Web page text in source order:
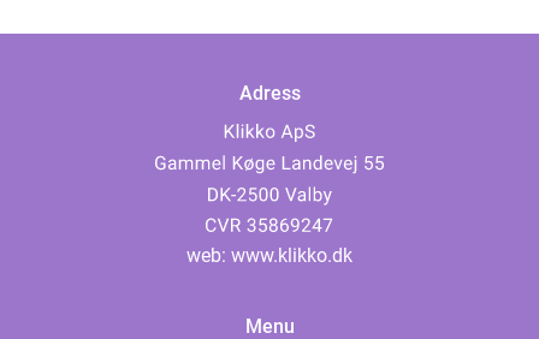
Adress
web: www.klikko.dk
Menu